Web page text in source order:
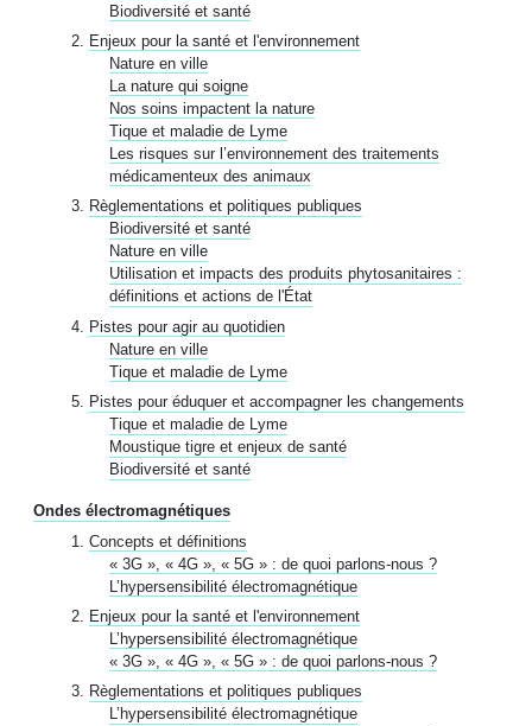
Biodiversité et santé
Enjeux pour la santé et l'environnement
Nature en ville
La nature qui soigne
Nos soins impactent la nature
Tique et maladie de Lyme
Les risques sur l’environnement des traitements
médicamenteux des animaux
Règlementations et politiques publiques
Biodiversité et santé
Nature en ville
Utilisation et impacts des produits phytosanitaires :
définitions et actions de l'État
Pistes pour agir au quotidien
Nature en ville
Tique et maladie de Lyme
Pistes pour éduquer et accompagner les changements
Tique et maladie de Lyme
Moustique tigre et enjeux de santé
Biodiversité et santé
Ondes électromagnétiques
Concepts et définitions
« 3G », « 4G », « 5G » : de quoi parlons-nous ?
L’hypersensibilité électromagnétique
Enjeux pour la santé et l'environnement
L’hypersensibilité électromagnétique
« 3G », « 4G », « 5G » : de quoi parlons-nous ?
Règlementations et politiques publiques
L’hypersensibilité électromagnétique